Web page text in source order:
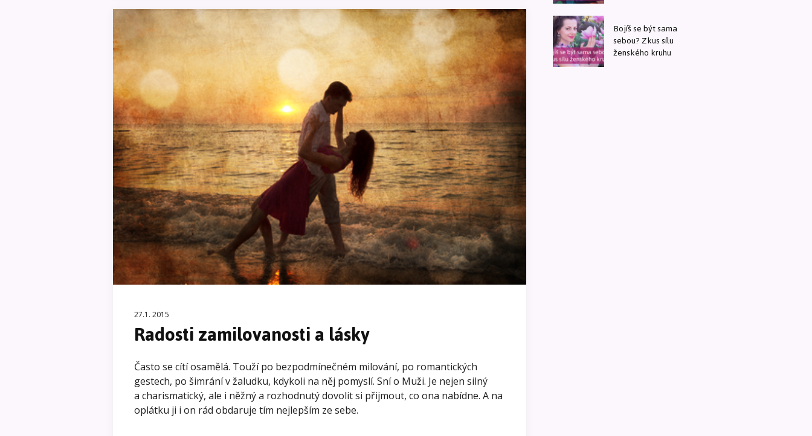
27.1. 2015
Radosti zamilovanosti a lásky
Často se cítí osamělá. Touží po bezpodmínečném milování, po romantických
gestech, po šimrání v žaludku, kdykoli na něj pomyslí. Sní o Muži. Je nejen silný
a charismatický, ale i něžný a rozhodnutý dovolit si přijmout, co ona nabídne. A na
oplátku ji i on rád obdaruje tím nejlepším ze sebe.
Bojíš se být sama
sebou? Zkus sílu
ženského kruhu